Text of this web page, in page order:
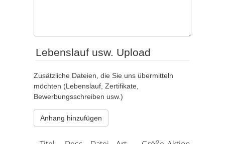
Lebenslauf usw. Upload
Zusätzliche Dateien, die Sie uns übermitteln
möchten (Lebenslauf, Zertifikate,
Bewerbungsschreiben usw.)
Anhang hinzufügen